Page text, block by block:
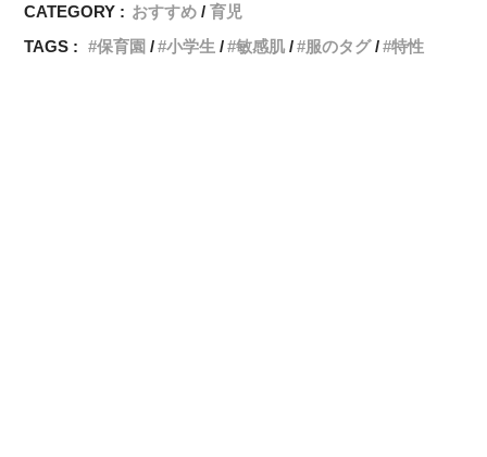
CATEGORY : おすすめ
育児
TAGS :
保育園 小学生 敏感肌 服のタグ 特性